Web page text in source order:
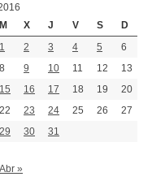
M X J V S
D
1
2 3 4 5
6
8 9 10 11 12
13
15 16 17 18 19
20
22 23 24 25 26
27
29 30 31
Abr »